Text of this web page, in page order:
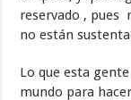
reservado , pues
no están
Lo que esta
mundo para